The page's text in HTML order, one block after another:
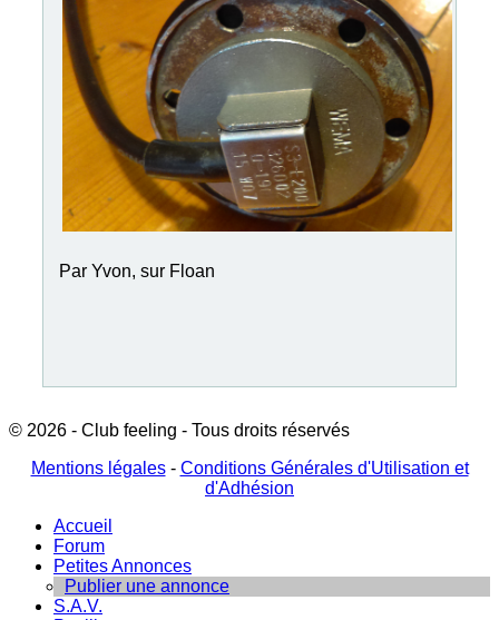
Par Yvon, sur Floan
© 2026 - Club feeling - Tous droits réservés
Mentions légales- Conditions Générales d'Utilisation et
d'Adhésion
Accueil
Forum
Petites Annonces
Publier une annonce
S.A.V.